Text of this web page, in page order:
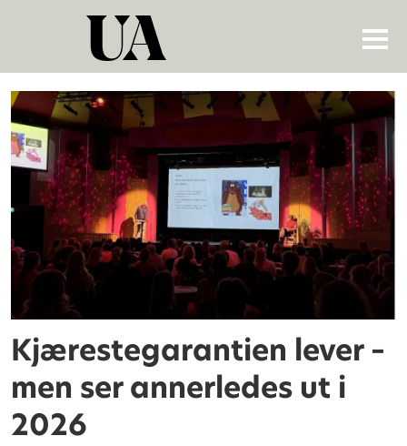
Tag:
studentgründere
Kjærestegarantien lever –
men ser annerledes ut i
2026